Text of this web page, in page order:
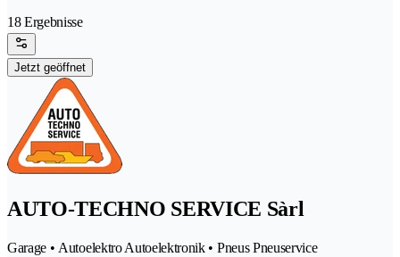
18 Ergebnisse
Jetzt geöffnet
AUTO-TECHNO SERVICE Sàrl
Garage • Autoelektro Autoelektronik • Pneus Pneuservice